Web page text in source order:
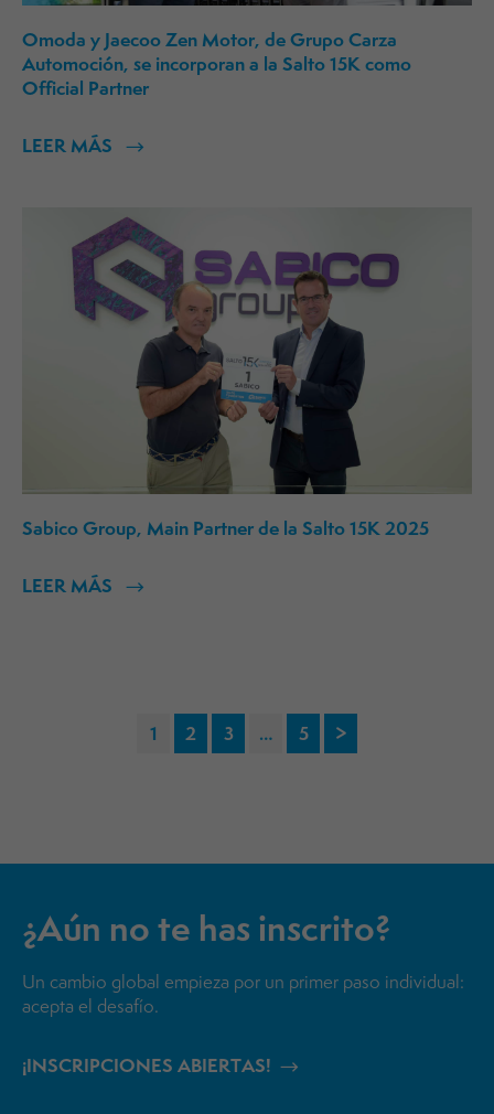
Omoda y Jaecoo Zen Motor, de Grupo Carza
Automoción, se incorporan a la Salto 15K como
Official Partner
LEER MÁS
Sabico Group, Main Partner de la Salto 15K 2025
LEER MÁS
Paginación
1 2 3 … 5 >
¿Aún no te has inscrito?
Un cambio global empieza por un primer paso individual:
acepta el desafío.
¡INSCRIPCIONES ABIERTAS!